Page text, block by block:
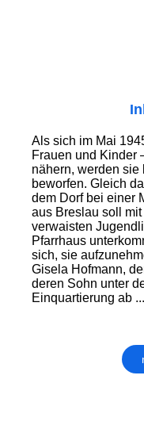
Als sich im Mai
Frauen und Kinder
nähern, werden sie
beworfen. Gleich
dem Dorf bei einer
aus Breslau soll
verwaisten
Pfarrhaus
sich, sie
Gisela Hofmann,
deren Sohn unter
Einquartierung ab ...